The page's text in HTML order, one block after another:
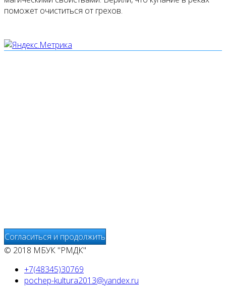
поможет очиститься от грехов.
Согласиться и продолжить
© 2018 МБУК "РМДК"
+7(48345)30769
pochep-kultura2013@yandex.ru